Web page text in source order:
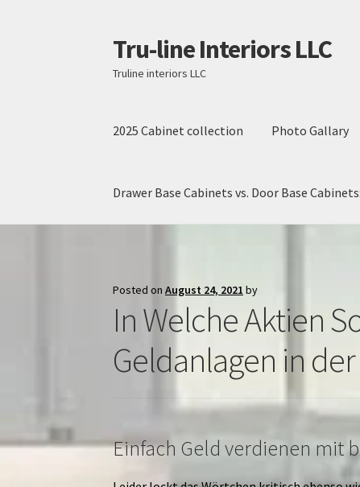
Skip
to
navigation
Skip
to
content
Tru-line Interiors LLC
Truline interiors LLC
2025 Cabinet collection Photo Gallary
Drawer Base Cabinets vs. Door Base
Posted onAugust 24, 2021 by
In Welche Aktien
Geldanlagen in
Einfach Geld verdienen mit